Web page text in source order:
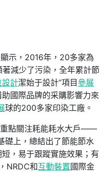
示，2016年，20多家為
減少了污染，全年累計節
設計潔始于設計”項目參展
國際品牌的采購影響力來
球的200多家印染工廠。
重點關注耗能耗水大戶——
礎上，總結出了節能節水
，易于跟蹤實施效果；有
NRDC和互動裝置國際金